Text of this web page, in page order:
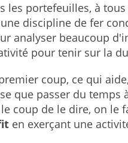
les portefeuilles, à
discipline de fer
analyser beaucoup
pour tenir sur la
coup, ce qui
que passer du
coup de le dire, on le
en exerçant une